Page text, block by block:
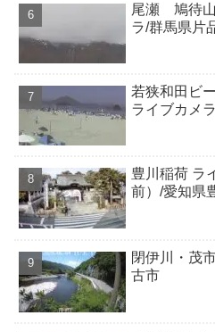
尾瀬 鳩待山
ラ/群馬県片
若狭和田ビ
ライブカメ
豊川稲荷 ラ
前）/愛知県
閉伊川・茂
古市